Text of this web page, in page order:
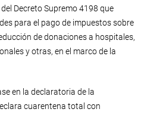
Decreto Supremo 4198 que
para el pago de impuestos sobre
de donaciones a hospitales,
y otras, en el marco de la
en la declaratoria de la
cuarentena total con